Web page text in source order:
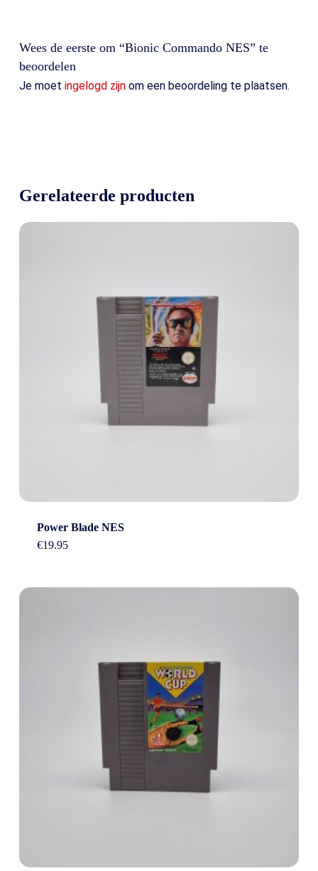
Wees de eerste om “Bionic Commando NES” te
beoordelen
Je moet ingelogd zijnom een beoordeling te plaatsen.
Gerelateerde producten
Power Blade NES
€19.95